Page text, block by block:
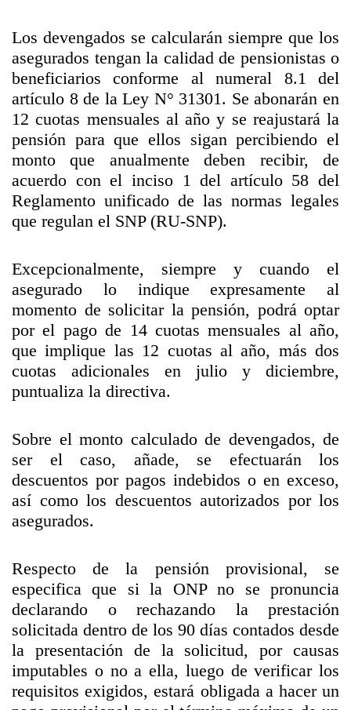
Los devengados se calcularán siempre que los
asegurados tengan la calidad de pensionistas o
beneficiarios conforme al numeral 8.1 del
artículo 8 de la Ley N° 31301. Se abonarán en
12 cuotas mensuales al año y se reajustará la
pensión para que ellos sigan percibiendo el
monto que anualmente deben recibir, de
acuerdo con el inciso 1 del artículo 58 del
Reglamento unificado de las normas legales
que regulan el SNP (RU-SNP).
Excepcionalmente, siempre y cuando el
asegurado lo indique expresamente al
momento de solicitar la pensión, podrá optar
por el pago de 14 cuotas mensuales al año,
que implique las 12 cuotas al año, más dos
cuotas adicionales en julio y diciembre,
puntualiza la directiva.
Sobre el monto calculado de devengados, de
ser el caso, añade, se efectuarán los
descuentos por pagos indebidos o en exceso,
así como los descuentos autorizados por los
asegurados.
Respecto de la pensión provisional, se
especifica que si la ONP no se pronuncia
declarando o rechazando la prestación
solicitada dentro de los 90 días contados desde
la presentación de la solicitud, por causas
imputables o no a ella, luego de verificar los
requisitos exigidos, estará obligada a hacer un